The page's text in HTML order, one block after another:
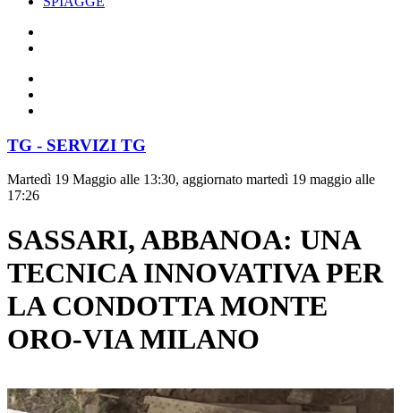
TG - SERVIZI TG
Martedì 19 Maggio alle 13:30, aggiornato martedì 19 maggio alle
17:26
SASSARI, ABBANOA: UNA
TECNICA INNOVATIVA PER
LA CONDOTTA MONTE
ORO-VIA MILANO